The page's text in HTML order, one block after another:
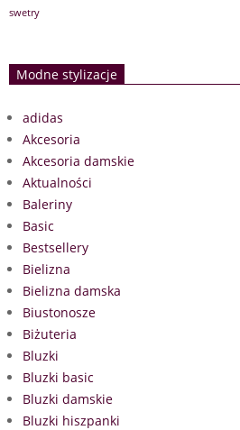
swetry
Modne stylizacje
adidas
Akcesoria
Akcesoria damskie
Aktualności
Baleriny
Basic
Bestsellery
Bielizna
Bielizna damska
Biustonosze
Biżuteria
Bluzki
Bluzki basic
Bluzki damskie
Bluzki hiszpanki